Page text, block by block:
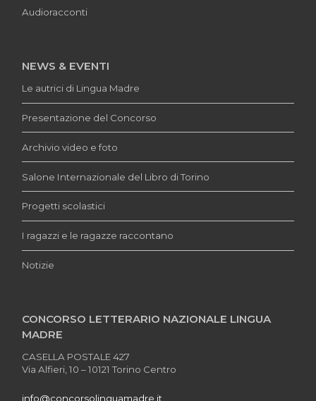
Audioracconti
NEWS & EVENTI
Le autrici di Lingua Madre
Presentazione del Concorso
Archivio video e foto
Salone Internazionale del Libro di Torino
Progetti scolastici
I ragazzi e le ragazze raccontano
Notizie
CONCORSO LETTERARIO NAZIONALE LINGUA
MADRE
CASELLA POSTALE 427
Via Alfieri, 10 – 10121 Torino Centro
info@concorsolinguamadre.it